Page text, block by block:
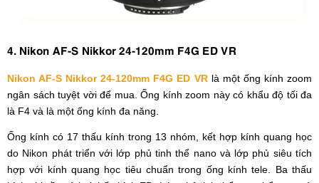
4. Nikon AF-S Nikkor 24-120mm F4G ED VR
Nikon AF-S Nikkor 24-120mm F4G ED VRlà một ống kính zoom
ngân sách tuyệt vời để mua. Ống kính zoom này có khẩu độ tối đa
là F4 và là một ống kính đa năng.
Ống kính có 17 thấu kính trong 13 nhóm, kết hợp kính quang học
do Nikon phát triển với lớp phủ tinh thể nano và lớp phủ siêu tích
hợp với kính quang học tiêu chuẩn trong ống kính tele. Ba thấu